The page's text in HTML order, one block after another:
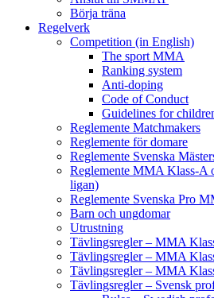
Börja träna
Regelverk
Competition (in English)
The sport MMA
Ranking system
Anti-doping
Code of Conduct
Guidelines for
Reglemente Matchmakers
Reglemente för domare
Reglemente Svenska
Reglemente MMA Klass-
ligan)
Reglemente Svenska Pro
Barn och ungdomar
Utrustning
Tävlingsregler – MMA
Tävlingsregler – MMA
Tävlingsregler – MMA
Tävlingsregler – Svensk